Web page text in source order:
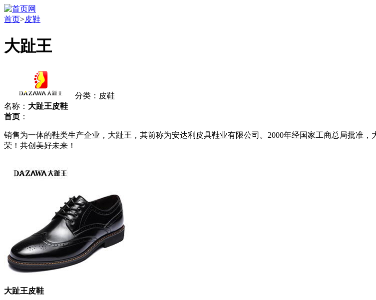
首页>皮鞋
大趾王
分类：皮鞋
名称： 大趾王皮鞋
首页 ：
销售为一体的鞋类生产企业，大趾王，其前称为安达利皮具鞋业有限公司。2000年经国家工商总局批准
荣！共创美好未来！
大趾王皮鞋